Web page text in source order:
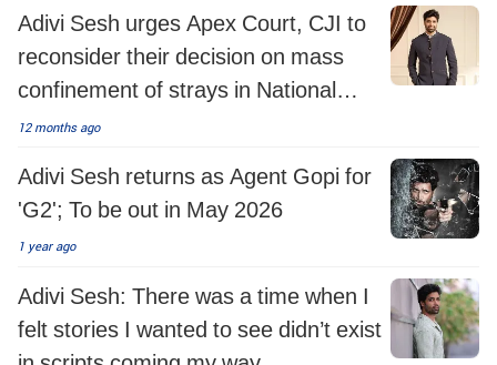
Adivi Sesh urges Apex Court, CJI to
reconsider their decision on mass
confinement of strays in National
Capital
12 months ago
Adivi Sesh returns as Agent Gopi for
'G2'; To be out in May 2026
1 year ago
Adivi Sesh: There was a time when I
felt stories I wanted to see didn’t exist